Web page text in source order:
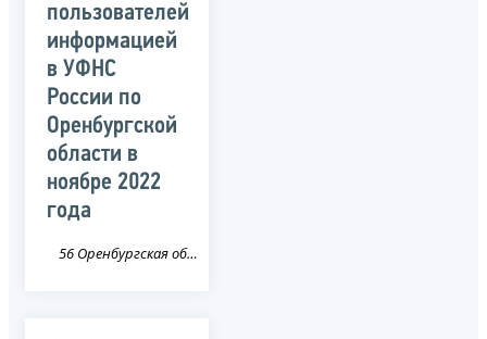
пользователей
информацией
в УФНС
России по
Оренбургской
области в
ноябре 2022
года
56 Оренбургская область